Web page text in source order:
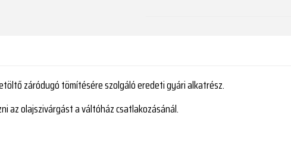
záródugó tömítésére szolgáló eredeti gyári alkatrész.
az olajszivárgást a váltóház csatlakozásánál.